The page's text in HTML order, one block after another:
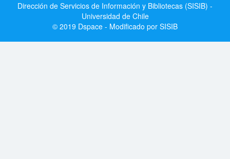
Dirección de Servicios de Información y Bibliotecas (SISIB) -
Universidad de Chile
© 2019 Dspace - Modificado por SISIB